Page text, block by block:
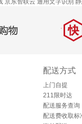
京东智联云 通用文字识别
快
配送方式
上门自提
211限时达
配送服务查询
配送费收取标